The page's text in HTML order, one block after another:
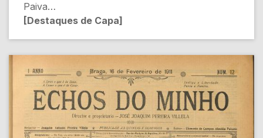
Paiva
[Destaques de Capa]
[Infraestrutura]
- SECÇÃO AGRICOLA - Serviços do campo:
Plantação em grande cultura [Agricultura]
- A Separação da Egreja do Estado [Política]